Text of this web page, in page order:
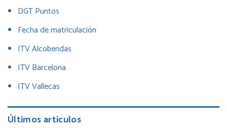
DGT Puntos
Fecha de matriculación
ITV Alcobendas
ITV Barcelona
ITV Vallecas
Últimos artículos